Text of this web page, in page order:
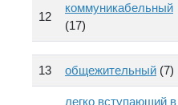
12
коммуникабельный
(17)
13 общежительный (7)
легко вступающий в